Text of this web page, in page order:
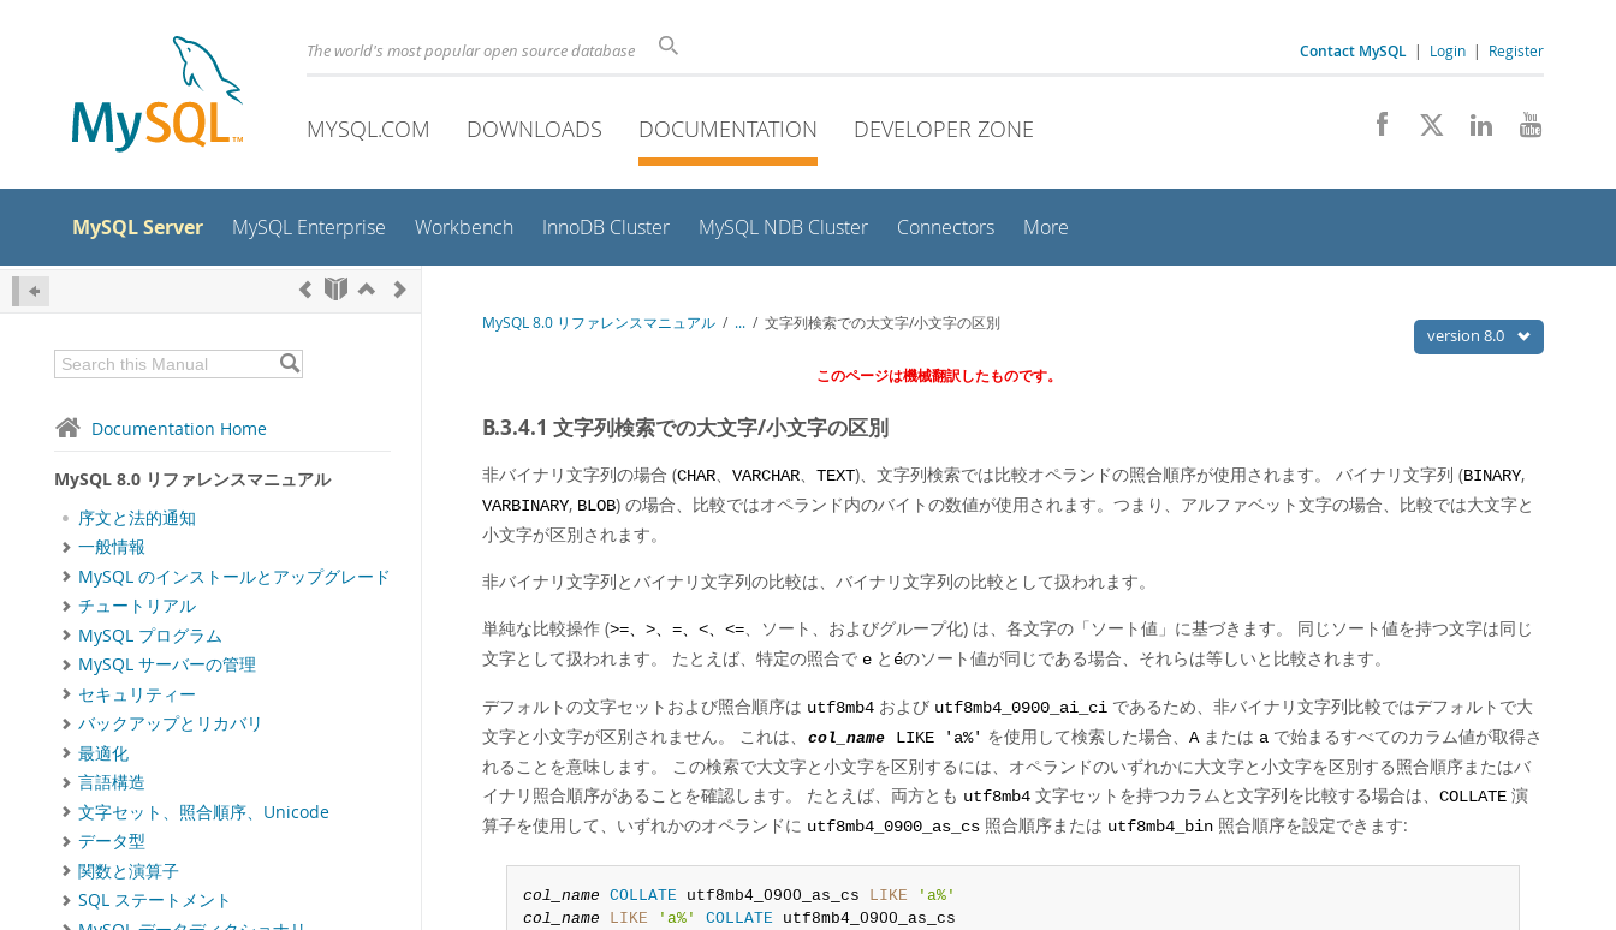
The world's most popular open source database Contact MySQL | Login | Register
MYSQL.COM DOWNLOADS DOCUMENTATION DEVELOPER ZONE
MySQL Server MySQL Enterprise Workbench InnoDB Cluster MySQL NDB Cluster Connectors More
Documentation Home
MySQL 8.0 リファレンスマニュアル
序文と法的通知
一般情報
MySQL のインストールとアップグレード
チュートリアル
MySQL プログラム
MySQL サーバーの管理
セキュリティー
バックアップとリカバリ
最適化
言語構造
文字セット、照合順序、Unicode
データ型
関数と演算子
SQL ステートメント
version 8.0
MySQL 8.0 リファレンスマニュアル / ... / 文字列検索での大文字/小文字の区別
このページは機械翻訳したものです。
B.3.4.1 文字列検索での大文字/小文字の区別
非バイナリ文字列の場合 (CHAR、 VARCHAR、 TEXT)、文字列検索では比較オペランドの照合順序が使用されます。 バイナリ文字列 (BINARY,
VARBINARY, BLOB) の場合、比較ではオペランド内のバイトの数値が使用されます。つまり、アルファベット文字の場合、比較では大文字と
小文字が区別されます。
非バイナリ文字列とバイナリ文字列の比較は、バイナリ文字列の比較として扱われます。
単純な比較操作 (>=、>、=、<、<=、ソート、およびグループ化) は、各文字の 「ソート値 」 に基づきます。 同じソート値を持つ文字は同じ
文字として扱われます。 たとえば、特定の照合で e と éのソート値が同じである場合、それらは等しいと比較されます。
デフォルトの文字セットおよび照合順序は utf8mb4 および utf8mb4_0900_ai_ci であるため、非バイナリ文字列比較ではデフォルトで大
文字と小文字が区別されません。 これは、
col_name LIKE 'a%' を使用して検索した場合、 Aまたは a で始まるすべてのカラム値が取得さ
れることを意味します。 この検索で大文字と小文字を区別するには、オペランドのいずれかに大文字と小文字を区別する照合順序またはバ
イナリ照合順序があることを確認します。 たとえば、両方とも utf8mb4 文字セットを持つカラムと文字列を比較する場合は、 COLLATE 演
算子を使用して、いずれかのオペランドに utf8mb4_0900_as_cs 照合順序または utf8mb4_bin 照合順序を設定できます:
col_name COLLATE utf8mb4_0900_as_cs LIKE
'a%'
col_name
LIKE 'a%' COLLATE